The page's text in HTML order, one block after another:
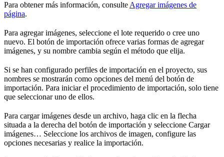
Para obtener más información, consulte Agregar imágenes de
página.
Para agregar imágenes, seleccione el lote requerido o cree uno
nuevo. El botón de importación ofrece varias formas de agregar
imágenes, y su nombre cambia según el método que elija.
Si se han configurado perfiles de importación en el proyecto, sus
nombres se mostrarán como opciones del menú del botón de
importación. Para iniciar el procedimiento de importación, solo tiene
que seleccionar uno de ellos.
Para cargar imágenes desde un archivo, haga clic en la flecha
situada a la derecha del botón de importación y seleccione Cargar
imágenes… Seleccione los archivos de imagen, configure las
opciones necesarias y realice la importación.